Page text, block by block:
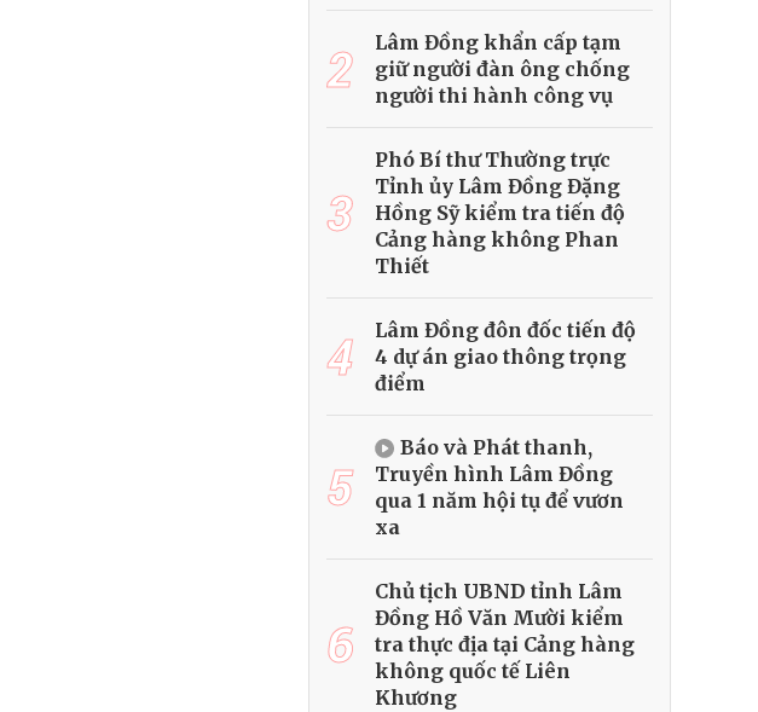
2
Lâm Đồng khẩn cấp tạm
giữ người đàn ông chống
người thi hành công vụ
3
Phó Bí thư Thường trực
Tỉnh ủy Lâm Đồng Đặng
Hồng Sỹ kiểm tra tiến độ
Cảng hàng không Phan
Thiết
4
Lâm Đồng đôn đốc tiến độ
4 dự án giao thông trọng
điểm
5
Báo và Phát thanh,
Truyền hình Lâm Đồng
qua 1 năm hội tụ để vươn
xa
6
Chủ tịch UBND tỉnh Lâm
Đồng Hồ Văn Mười kiểm
tra thực địa tại Cảng hàng
không quốc tế Liên
Khương